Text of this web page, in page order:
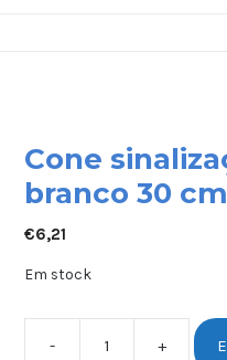
Cone
branco 30 cm
€6,21
Em stock
- +